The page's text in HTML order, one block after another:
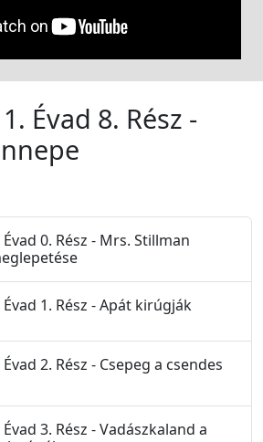
Évad 8. Rész -
0. Rész - Mrs. Stillman
1. Rész - Apát kirúgják
2. Rész - Csepeg a csendes
3. Rész - Vadászkaland a